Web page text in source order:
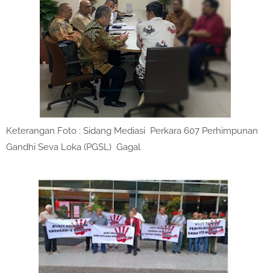
Keterangan Foto : Sidang Mediasi Perkara 607 Perhimpunan
Gandhi Seva Loka (PGSL) Gagal